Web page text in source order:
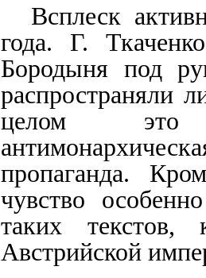
Всплеск
года. Г.
Бородыня под
распространяли
целом это
пропаганда.
чувство
таких текстов,
Австрийской